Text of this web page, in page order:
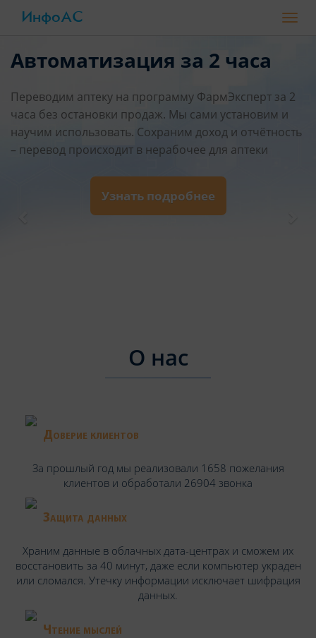
ИнфоАС
Автоматизация за 2 часа
Переводим аптеку на программу ФармЭксперт за 2
часа без остановки продаж. Мы сами установим и
научим использовать. Сохраним доход и отчётность
– перевод происходит в нерабочее для аптеки
Узнать подробнее
О нас
Доверие клиентов
За прошлый год мы реализовали 1658 пожелания
клиентов и обработали 26904 звонка
Защита данных
Храним данные в облачных дата-центрах и сможем их
восстановить за 40 минут, даже если компьютер украден
или сломался. Утечку информации исключает шифрация
данных.
Чтение мыслей